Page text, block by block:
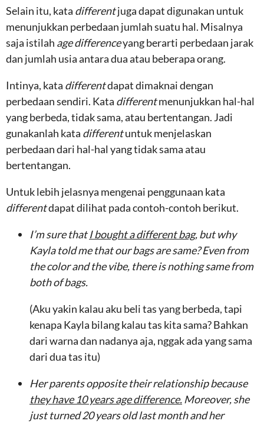
Selain itu, kata differentjuga dapat digunakan untuk
menunjukkan perbedaan jumlah suatu hal. Misalnya
saja istilah age differenceyang berarti perbedaan jarak
dan jumlah usia antara dua atau beberapa orang.
Intinya, kata differentdapat dimaknai dengan
perbedaan sendiri. Kata differentmenunjukkan hal-hal
yang berbeda, tidak sama, atau bertentangan. Jadi
gunakanlah kata differentuntuk menjelaskan
perbedaan dari hal-hal yang tidak sama atau
bertentangan.
Untuk lebih jelasnya mengenai penggunaan kata
differentdapat dilihat pada contoh-contoh berikut.
I’m sure thatI bought a different bag, but why
Kayla told me that our bags are same? Even from
the color and the vibe, there is nothing same from
both of bags.
(Aku yakin kalau aku beli tas yang berbeda, tapi
kenapa Kayla bilang kalau tas kita sama? Bahkan
dari warna dan nadanya aja, nggak ada yang sama
dari dua tas itu)
Her parents opposite their relationship because
they have 10 years age difference. Moreover, she
just turned 20 years old last month and her